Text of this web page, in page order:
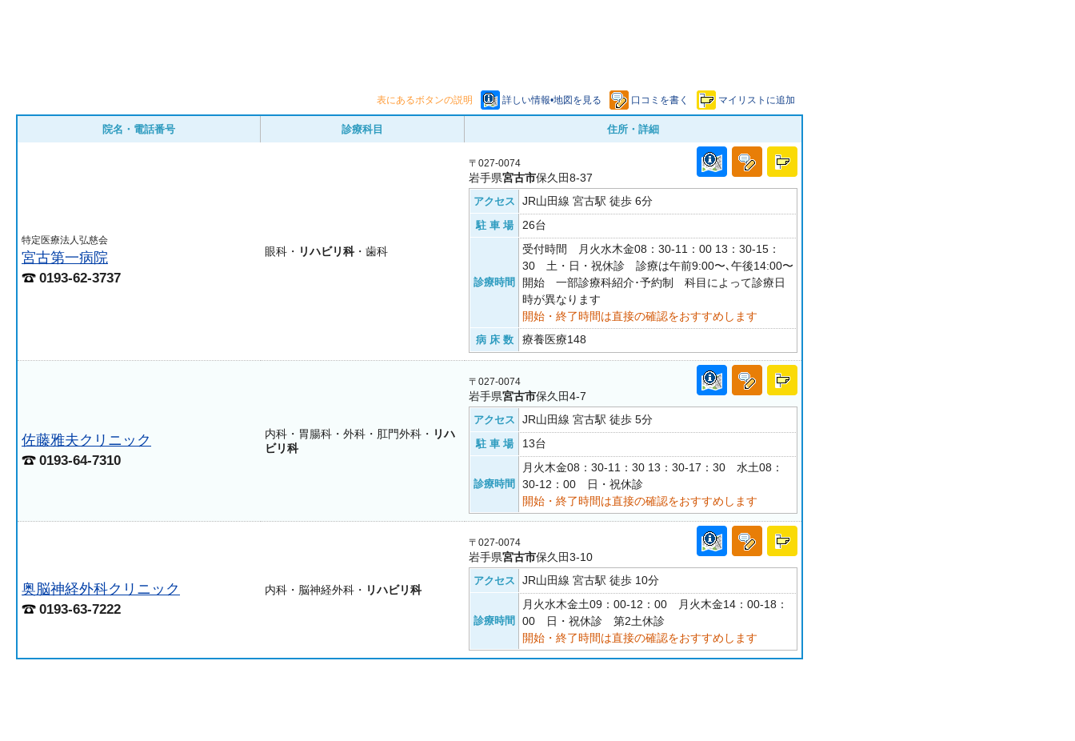
表にあるボタンの説明 詳しい情報•地図を見る 口コミを書く マイリストに追加
院名・電話番号 診療科目 住所・詳細
特定医療法人弘慈会
宮古第一病院
0193-62-3737
眼科・ リハビリ科・歯科
〒027-0074
岩手県宮古市保久田8-37
アクセス JR山田線 宮古駅 徒歩 6分
駐 車 場 26台
診療時間
受付時間 月火水木金08：30-11：00 13：30-15：
30 土・日・祝休診 診療は午前9:00〜､午後14:00〜
開始 一部診療科紹介･予約制 科目によって診療日
時が異なります
開始・終了時間は直接の確認をおすすめします
病 床 数 療養医療148
佐藤雅夫クリニック
0193-64-7310
内科・胃腸科・外科・肛門外科・ リハ
ビリ科
〒027-0074
岩手県宮古市保久田4-7
アクセス JR山田線 宮古駅 徒歩 5分
駐 車 場 13台
診療時間
月火木金08：30-11：30 13：30-17：30 水土08：
30-12：00 日・祝休診
開始・終了時間は直接の確認をおすすめします
奥脳神経外科クリニック
0193-63-7222
内科・脳神経外科・ リハビリ科
〒027-0074
岩手県宮古市保久田3-10
アクセス JR山田線 宮古駅 徒歩 10分
診療時間
月火水木金土09：00-12：00 月火木金14：00-18：
00 日・祝休診 第2土休診
開始・終了時間は直接の確認をおすすめします